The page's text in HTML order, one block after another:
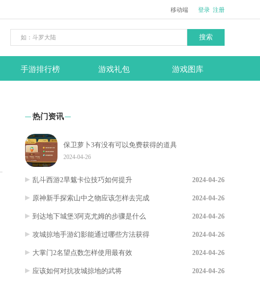
移动端 登录 注册
搜索
手游排行榜 游戏礼包 游戏图库
热门资讯
保卫萝卜3有没有可以免费获得的道具
2024-04-26
乱斗西游2旱魃卡位技巧如何提升 2024-04-26
原神新手探索山中之物应该怎样去完成 2024-04-26
到达地下城堡3阿克尤姆的步骤是什么 2024-04-26
攻城掠地手游幻影能通过哪些方法获得 2024-04-26
大掌门2名望点数怎样使用最有效 2024-04-26
应该如何对抗攻城掠地的武将 2024-04-26